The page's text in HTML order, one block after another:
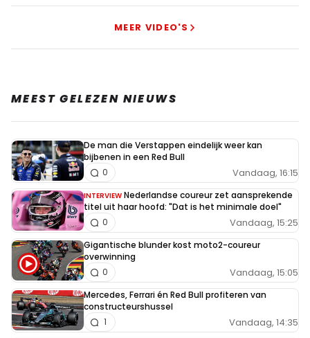
MEER VIDEO'S
MEEST GELEZEN NIEUWS
De man die Verstappen eindelijk weer kan
bijbenen in een Red Bull
Vandaag, 16:15
0
INTERVIEW Nederlandse coureur zet aansprekende
titel uit haar hoofd: "Dat is het minimale doel"
Vandaag, 15:25
0
Gigantische blunder kost moto2-coureur
overwinning
Vandaag, 15:05
0
Mercedes, Ferrari én Red Bull profiteren van
constructeurshussel
Vandaag, 14:35
1